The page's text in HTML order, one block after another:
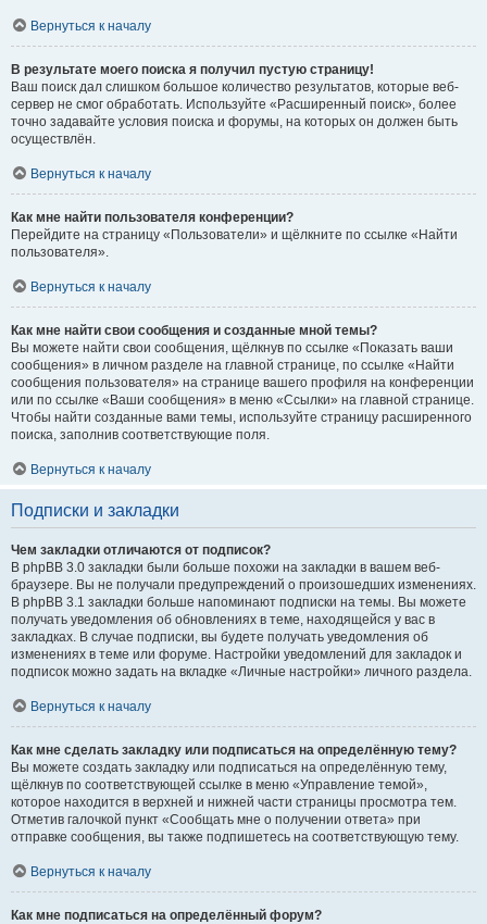
Вернуться к началу
В результате моего поиска я получил пустую страницу!
Ваш поиск дал слишком большое количество результатов, которые веб-
сервер не смог обработать. Используйте «Расширенный поиск», более
точно задавайте условия поиска и форумы, на которых он должен быть
осуществлён.
Вернуться к началу
Как мне найти пользователя конференции?
Перейдите на страницу «Пользователи» и щёлкните по ссылке «Найти
пользователя».
Вернуться к началу
Как мне найти свои сообщения и созданные мной темы?
Вы можете найти свои сообщения, щёлкнув по ссылке «Показать ваши
сообщения» в личном разделе на главной странице, по ссылке «Найти
сообщения пользователя» на странице вашего профиля на конференции
или по ссылке «Ваши сообщения» в меню «Ссылки» на главной странице.
Чтобы найти созданные вами темы, используйте страницу расширенного
поиска, заполнив соответствующие поля.
Вернуться к началу
Подписки и закладки
Чем закладки отличаются от подписок?
В phpBB 3.0 закладки были больше похожи на закладки в вашем веб-
браузере. Вы не получали предупреждений о произошедших изменениях.
В phpBB 3.1 закладки больше напоминают подписки на темы. Вы можете
получать уведомления об обновлениях в теме, находящейся у вас в
закладках. В случае подписки, вы будете получать уведомления об
изменениях в теме или форуме. Настройки уведомлений для закладок и
подписок можно задать на вкладке «Личные настройки» личного раздела.
Вернуться к началу
Как мне сделать закладку или подписаться на определённую тему?
Вы можете создать закладку или подписаться на определённую тему,
щёлкнув по соответствующей ссылке в меню «Управление темой»,
которое находится в верхней и нижней части страницы просмотра тем.
Отметив галочкой пункт «Сообщать мне о получении ответа» при
отправке сообщения, вы также подпишетесь на соответствующую тему.
Вернуться к началу
Как мне подписаться на определённый форум?